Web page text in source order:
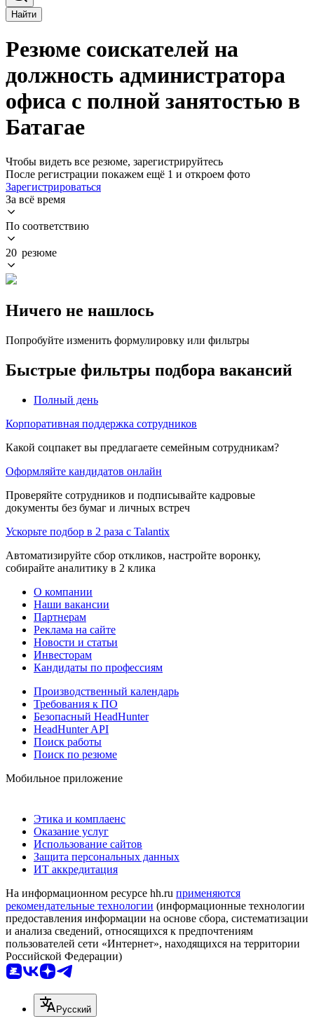
Найти
Резюме соискателей на
должность администратора
офиса с полной занятостью в
Батагае
Чтобы видеть все резюме, зарегистрируйтесь
После регистрации покажем ещё 1 и откроем фото
Зарегистрироваться
За всё время
По соответствию
20 резюме
Ничего не нашлось
Попробуйте изменить формулировку или фильтры
Быстрые фильтры подбора вакансий
Полный день
Корпоративная поддержка сотрудников
Какой соцпакет вы предлагаете семейным сотрудникам?
Оформляйте кандидатов онлайн
Проверяйте сотрудников и подписывайте кадровые
документы без бумаг и личных встреч
Ускорьте подбор в 2 раза с Talantix
Автоматизируйте сбор откликов, настройте воронку,
собирайте аналитику в 2 клика
О компании
Наши вакансии
Партнерам
Реклама на сайте
Новости и статьи
Инвесторам
Кандидаты по профессиям
Производственный календарь
Требования к ПО
Безопасный HeadHunter
HeadHunter API
Поиск работы
Поиск по резюме
Мобильное приложение
Этика и комплаенс
Оказание услуг
Использование сайтов
Защита персональных данных
ИТ аккредитация
На информационном ресурсе hh.ru применяются
рекомендательные технологии (информационные технологии
предоставления информации на основе сбора, систематизации
и анализа сведений, относящихся к предпочтениям
пользователей сети «Интернет», находящихся на территории
Российской Федерации)
Русский